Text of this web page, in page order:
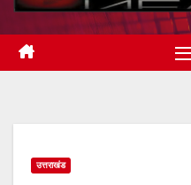
उत्तराखंड